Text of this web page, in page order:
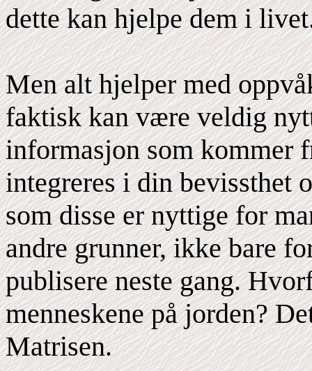
dette kan hjelpe dem i
Men alt hjelper med
faktisk kan være veldig
informasjon som kommer
integreres i din bevissthet
som disse er nyttige for
andre grunner, ikke bare
publisere neste gang.
menneskene på jorden?
Matrisen.